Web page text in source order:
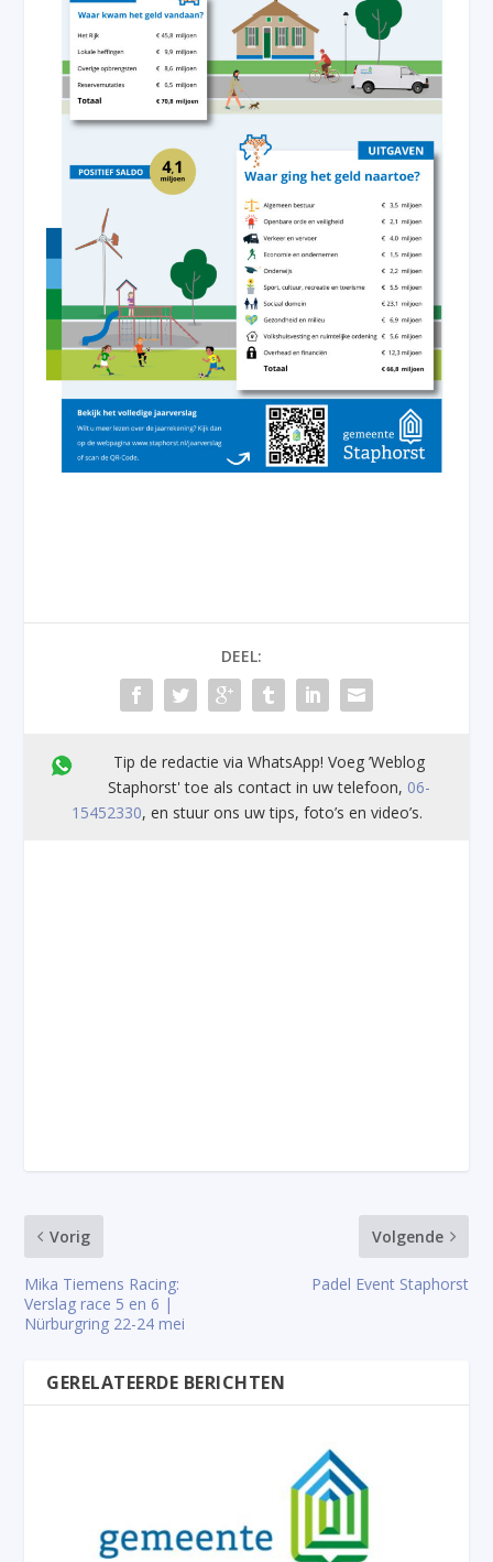
DEEL:
Tip de redactie via WhatsApp! Voeg ’Weblog
Staphorst' toe als contact in uw telefoon, 06-
15452330, en stuur ons uw tips, foto’s en video’s.
Vorig
Mika Tiemens Racing:
Verslag race 5 en 6 |
Nürburgring 22-24 mei
Volgende
Padel Event Staphorst
GERELATEERDE BERICHTEN